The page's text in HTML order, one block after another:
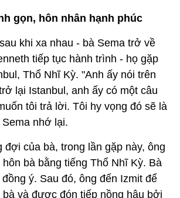
gọn, hôn nhân hạnh phúc
khi xa nhau - bà Sema trở về
tiếp tục hành trình - họ gặp
Thổ Nhĩ Kỳ. "Anh ấy nói trên
lại Istanbul, anh ấy có một câu
tôi trả lời. Tôi hy vọng đó sẽ là
nhớ lại.
của bà, trong lần gặp này, ông
bà bằng tiếng Thổ Nhĩ Kỳ. Bà
ý. Sau đó, ông đến Izmit để
và được đón tiếp nồng hậu bởi